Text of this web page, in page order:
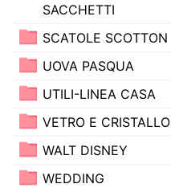
SACCHETTI
SCATOLE SCOTTON
UOVA PASQUA
UTILI-LINEA CASA
VETRO E CRISTALLO
WALT DISNEY
WEDDING